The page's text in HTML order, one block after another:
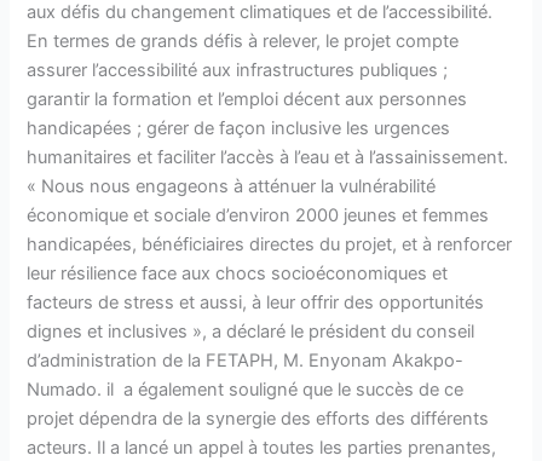
aux défis du changement climatiques et de l’accessibilité.
En termes de grands défis à relever, le projet compte
assurer l’accessibilité aux infrastructures publiques ;
garantir la formation et l’emploi décent aux personnes
handicapées ; gérer de façon inclusive les urgences
humanitaires et faciliter l’accès à l’eau et à l’assainissement.
« Nous nous engageons à atténuer la vulnérabilité
économique et sociale d’environ 2000 jeunes et femmes
handicapées, bénéficiaires directes du projet, et à renforcer
leur résilience face aux chocs socioéconomiques et
facteurs de stress et aussi, à leur offrir des opportunités
dignes et inclusives », a déclaré le président du conseil
d’administration de la FETAPH, M. Enyonam Akakpo-
Numado. il a également souligné que le succès de ce
projet dépendra de la synergie des efforts des différents
acteurs. Il a lancé un appel à toutes les parties prenantes,